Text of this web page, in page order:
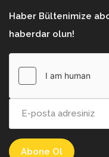
Haber Bültenimize
haberdar olun!